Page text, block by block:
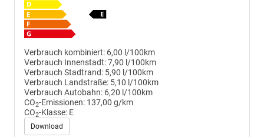
Verbrauch kombiniert: 6,00 l/100km
Verbrauch Innenstadt:7,90 l/100km
Verbrauch Stadtrand: 5,90 l/100km
Verbrauch Landstraße: 5,10 l/100km
Verbrauch Autobahn: 6,20 l/100km
CO2-Emissionen: 137,00 g/km
CO2-Klasse: E
Download